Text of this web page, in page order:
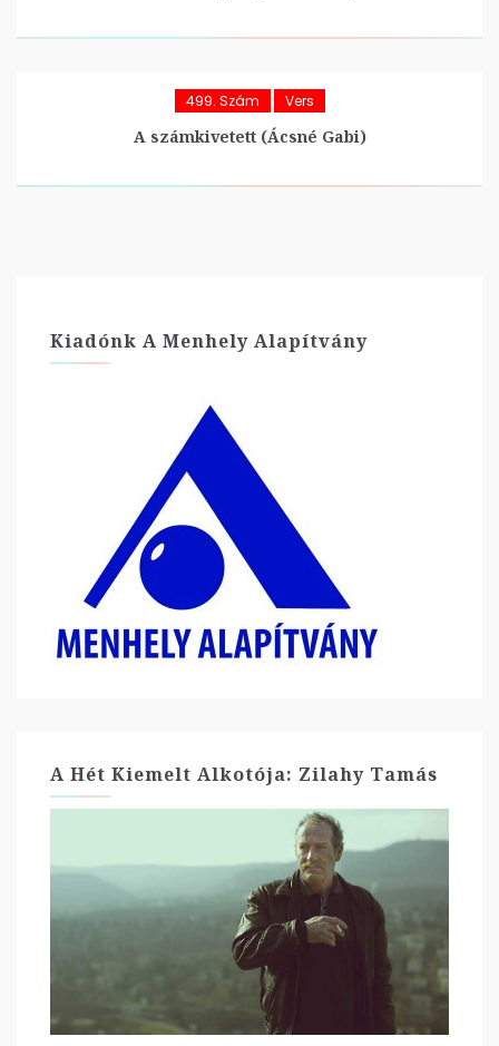
499. Szám Vers
A számkivetett (Ácsné Gabi)
Kiadónk A Menhely Alapítvány
A Hét Kiemelt Alkotója: Zilahy Tamás